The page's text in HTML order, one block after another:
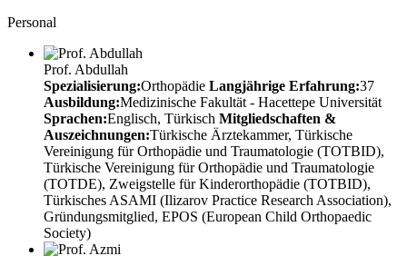
Personal
Prof. Abdullah
Spezialisierung:Orthopädie Langjährige Erfahrung:37
Ausbildung:Medizinische Fakultät - Hacettepe Universität
Sprachen:Englisch, Türkisch Mitgliedschaften &
Auszeichnungen:Türkische Ärztekammer, Türkische
Vereinigung für Orthopädie und Traumatologie (TOTBID),
Türkische Vereinigung für Orthopädie und Traumatologie
(TOTDE), Zweigstelle für Kinderorthopädie (TOTBID),
Türkisches ASAMI (Ilizarov Practice Research Association),
Gründungsmitglied, EPOS (European Child Orthopaedic
Society)